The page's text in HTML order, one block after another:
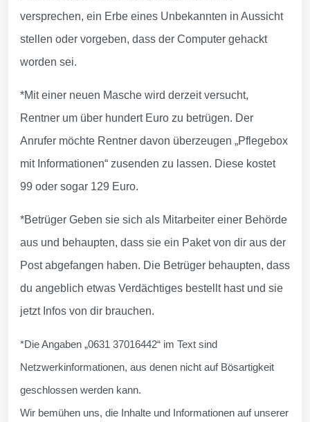
versprechen, ein Erbe eines Unbekannten in Aussicht
stellen oder vorgeben, dass der Computer gehackt
worden sei.
*Mit einer neuen Masche wird derzeit versucht,
Rentner um über hundert Euro zu betrügen. Der
Anrufer möchte Rentner davon überzeugen „Pflegebox
mit Informationen“ zusenden zu lassen. Diese kostet
99 oder sogar 129 Euro.
*Betrüger Geben sie sich als Mitarbeiter einer Behörde
aus und behaupten, dass sie ein Paket von dir aus der
Post abgefangen haben. Die Betrüger behaupten, dass
du angeblich etwas Verdächtiges bestellt hast und sie
jetzt Infos von dir brauchen.
*Die Angaben „0631 37016442“ im Text sind
Netzwerkinformationen, aus denen nicht auf Bösartigkeit
geschlossen werden kann.
Wir bemühen uns, die Inhalte und Informationen auf unserer